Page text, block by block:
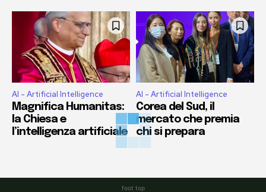
AI - Artificial Intelligence
Magnifica Humanitas:
la Chiesa e
l’intelligenza artificiale
AI - Artificial Intelligence
Corea del Sud, il
mercato che premia
chi si prepara
foot top